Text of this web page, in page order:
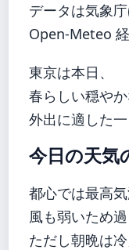
データは気象
Open-Meteo 経
東京は本日、
春らしい穏やか
外出に適した一
今日の天気
都心では最高気
風も弱いため
ただし朝晩は冷